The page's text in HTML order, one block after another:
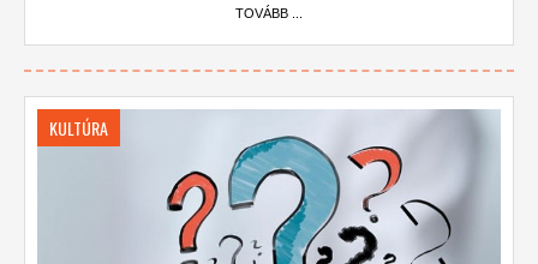
TOVÁBB ...
KULTÚRA